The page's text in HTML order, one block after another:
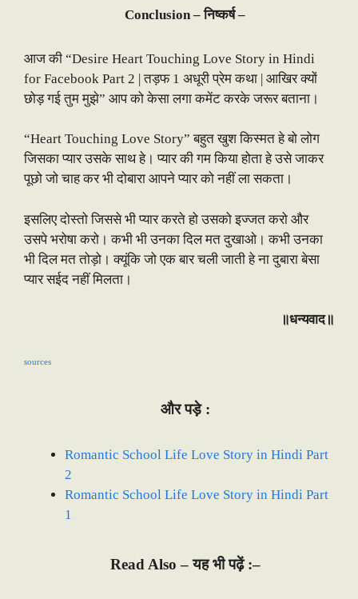
Conclusion – निष्कर्ष –
आज की “Desire Heart Touching Love Story in Hindi
for Facebook Part 2 | तड़फ 1 अधूरी प्रेम कथा | आखिर क्यों
छोड़ गई तुम मुझे” आप को केसा लगा कमेंट करके जरूर बताना।
“Heart Touching Love Story” बहुत खुश किस्मत हे बो लोग
जिसका प्यार उसके साथ हे। प्यार की गम किया होता हे उसे जाकर
पूछो जो चाह कर भी दोबारा आपने प्यार को नहीं ला सकता।
इसलिए दोस्तो जिससे भी प्यार करते हो उसको इज्जत करो और
उसपे भरोषा करो। कभी भी उनका दिल मत दुखाओ। कभी उनका
भी दिल मत तोड़ो। क्यूंकि जो एक बार चली जाती हे ना दुबारा बेसा
प्यार सईद नहीं मिलता।
॥धन्यवाद॥
sources
और पड़े :
Romantic School Life Love Story in Hindi Part
2
Romantic School Life Love Story in Hindi Part
1
Read Also – यह भी पढ़ें :–